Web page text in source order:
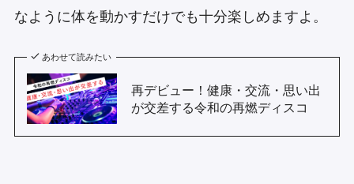
なように体を動かすだけでも十分楽しめますよ。
あわせて読みたい
再デビュー！健康・交流・思い出
が交差する令和の再燃ディスコ